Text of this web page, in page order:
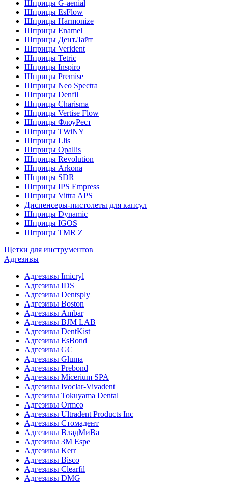
Шприцы G-aenial
Шприцы EsFlow
Шприцы Harmonize
Шприцы Enamel
Шприцы ДентЛайт
Шприцы Verident
Шприцы Tetric
Шприцы Inspiro
Шприцы Premise
Шприцы Neo Spectra
Шприцы Denfil
Шприцы Charisma
Шприцы Vertise Flow
Шприцы ФлоуРест
Шприцы TWiNY
Шприцы Llis
Шприцы Opallis
Шприцы Revolution
Шприцы Arkona
Шприцы SDR
Шприцы IPS Empress
Шприцы Vittra APS
Диспенсеры-пистолеты для капсул
Шприцы Dynamic
Шприцы IGOS
Шприцы TMR Z
Щетки для инструментов
Адгезивы
Адгезивы Imicryl
Адгезивы IDS
Адгезивы Dentsply
Адгезивы Boston
Адгезивы Ambar
Адгезивы BJM LAB
Адгезивы DentKist
Адгезивы EsBond
Адгезивы GC
Адгезивы Gluma
Адгезивы Prebond
Адгезивы Micerium SPA
Адгезивы Ivoclar-Vivadent
Адгезивы Tokuyama Dental
Адгезивы Ormco
Адгезивы Ultradent Products Inc
Адгезивы Стомадент
Адгезивы ВладМиВа
Адгезивы 3M Espe
Адгезивы Kerr
Адгезивы Bisco
Адгезивы Clearfil
Адгезивы DMG